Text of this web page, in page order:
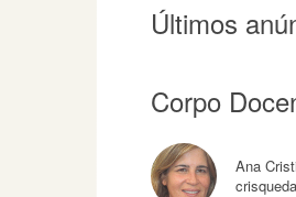
Últimos
Corpo
Ana